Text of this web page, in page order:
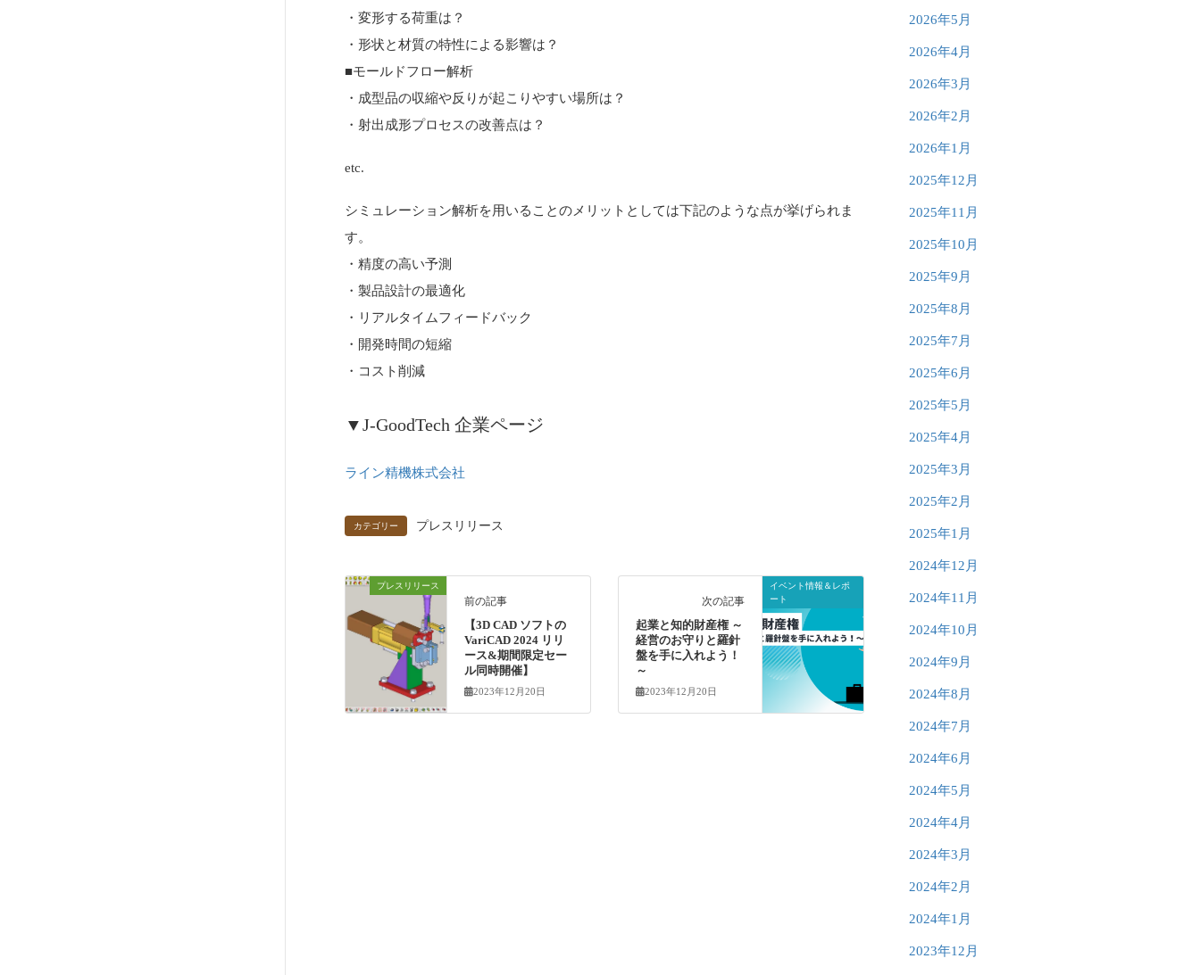
・変形する荷重は？
・形状と材質の特性による影響は？
■モールドフロー解析
・成型品の収縮や反りが起こりやすい場所は？
・射出成形プロセスの改善点は？
etc.
シミュレーション解析を用いることのメリットとしては下記のような点が挙げられま
す。
・精度の高い予測
・製品設計の最適化
・リアルタイムフィードバック
・開発時間の短縮
・コスト削減
▼J-GoodTech 企業ページ
ライン精機株式会社
カテゴリー プレスリリース
プレスリリース
前の記事
【3D CAD ソフトの
VariCAD 2024 リリ
ース&期間限定セー
ル同時開催】
2023年12月20日
イベント情報＆レポ
ート
次の記事
起業と知的財産権 ～
経営のお守りと羅針
盤を手に入れよう！
～
2023年12月20日
2026年5月
2026年4月
2026年3月
2026年2月
2026年1月
2025年12月
2025年11月
2025年10月
2025年9月
2025年8月
2025年7月
2025年6月
2025年5月
2025年4月
2025年3月
2025年2月
2025年1月
2024年12月
2024年11月
2024年10月
2024年9月
2024年8月
2024年7月
2024年6月
2024年5月
2024年4月
2024年3月
2024年2月
2024年1月
2023年12月